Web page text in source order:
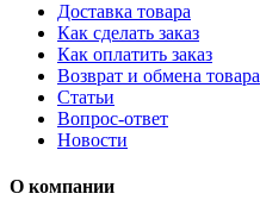
Доставка товара
Как сделать заказ
Как оплатить заказ
Возврат и обмена товара
Статьи
Вопрос-ответ
Новости
О компании